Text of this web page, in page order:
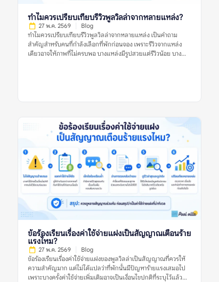
ข้อร้องเรียนซ้ำจึงสำคัญกว่ารีวิวแย่ครั้งเดียว? รีวิวแย่เพียงครั้งเดียว
อาจสะท้อนปัญหาจริง แต่ยังไม่เพียงพอที่จะสรุปว่าที่พักมีมาตรฐาน
ไม่ดีเสมอไป ผู้เข้าพักแต่ละคนมีความคาดหวังต่างกัน บางคนอาจให้
คะแนนต่ำเพราะไม่พอใจกฎบ้าน บางคนอาจเจอเหตุการณ์เฉพาะวัน
เช่น ฝนตก ไฟดับชั่วคราว หรือแม่บ้านเข้าทำความสะอาดล่าช้า แต่ถ้า
ปัญหาเดิมปรากฏซ้ำหลายครั้ง โดยเฉพาะในรีวิวล่าสุดหรือในหลาย
ทำไมควรเปรียบเทียบรีวิวพูลวิลล่าจากหลายแหล่ง?
27 พ.ค. 2569 Blog
ทำไมควรเปรียบเทียบรีวิวพูลวิลล่าจากหลายแหล่ง เป็นคำถาม
สำคัญสำหรับคนที่กำลังเลือกที่พักก่อนจอง เพราะรีวิวจากแหล่ง
เดียวอาจให้ภาพที่ไม่ครบพอ บางแหล่งมีรูปสวยแต่รีวิวน้อย บาง
ของเจ้าของที่พัก สิ่งสำคัญคือไม่ควรตัดสินจากรีวิวเดียว รูปเดียว
ก่อนตัดสินใจจอง ทำไมควรเปรียบเทียบรีวิวพูลวิลล่าจากหลาย
แหล่ง หมายถึงอะไร? ทำไมควรเปรียบเทียบรีวิวพูลวิลล่าจากหลาย
แหล่ง หมายถึงการนำข้อมูลจากหลายแพลตฟอร์มหรือหลาย
ประกาศไว้หรือไม่ ไม่ใช่ดูรีวิวจากที่เดียวแล้วสรุปทันทีว่าที่พักดีหรือ
ไม่ดี รีวิวแต่ละแหล่งมีจุดแข็งต่างกัน บางแพลตฟอร์มมีรีวิวจากผู้
เข้าพักจริงจำนวนมาก บางแหล่งมีรูปจากผู้ใช้ที่ช่วยยืนยันสภาพ
ปัจจุบัน บางแหล่งมีคอมเมนต์ที่พูดตรง ๆ เกี่ยวกับข้อเสีย เช่น ทาง
เข้ายาก สระไม่สะอาด กฎเสียงเข้มงวด หรือมีค่าใช้จ่ายเพิ่มเติม การ
เปรียบเทียบจึงไม่ได้ทำเพื่อจับผิดที่พัก แต่ทำเพื่อให้เห็นข้อเท็จจริง
รอบด้าน โดยเฉพาะพูลวิลล่าที่มีราคาต่อคืนค่อนข้างสูงและมักจอง
สำหรับหลายคน หากเลือกผิด ผลกระทบจะเกิดกับทั้งกลุ่ม ไม่ใช่แค่
ผู้จองคนเดียว ทำไมเรื่องนี้จึงสำคัญก่อนจองพูลวิลล่า? พูลวิลล่ามี
รายละเอียดมากกว่าที่พักทั่วไป เพราะต้องดูทั้งบ้านทั้งหลัง สระว่าย
น้ำ ห้องนอน ห้องน้ำ ครัว พื้นที่จอดรถ กฎบ้าน และเงื่อนไขค่าใช้จ่าย
หากดูรีวิวจากแหล่งเดียว อาจเห็นเฉพาะมุมที่แหล่งนั้นนำเสนอเด่น
ที่สุด ตัวอย่างเช่น […]
ข้อร้องเรียนเรื่องค่าใช้จ่ายแฝงเป็นสัญญาณเตือนร้าย
แรงไหม?
27 พ.ค. 2569 Blog
ข้อร้องเรียนเรื่องค่าใช้จ่ายแฝงของพูลวิลล่าเป็นสัญญาณที่ควรให้
ความสำคัญมาก แต่ไม่ได้แปลว่าที่พักนั้นมีปัญหาร้ายแรงเสมอไป
เพราะบางครั้งค่าใช้จ่ายเพิ่มเติมอาจเป็นเงื่อนไขปกติที่ระบุไว้แล้ว